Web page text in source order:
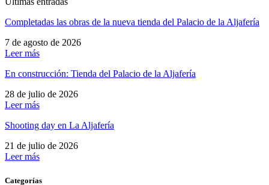
Completadas las obras de la nueva tienda del Palacio de la Aljafería
7 de agosto de 2026
Leer más
En construcción: Tienda del Palacio de la Aljafería
28 de julio de 2026
Leer más
Shooting day en La Aljafería
21 de julio de 2026
Leer más
Categorías